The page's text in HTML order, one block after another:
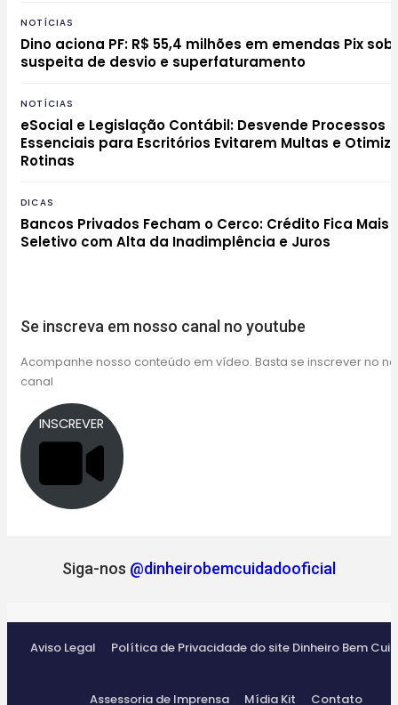
NOTÍCIAS
Dino aciona PF: R$ 55,4 milhões em emendas Pix sob
suspeita de desvio e superfaturamento
NOTÍCIAS
eSocial e Legislação Contábil: Desvende Processos
Essenciais para Escritórios Evitarem Multas e
Rotinas
DICAS
Bancos Privados Fecham o Cerco: Crédito Fica Mais
Seletivo com Alta da Inadimplência e Juros
Se inscreva em nosso canal no youtube
Acompanhe nosso conteúdo em vídeo. Basta se inscrever no
canal
INSCREVER
Siga-nos @dinheirobemcuidadooficial
Aviso Legal Política de Privacidade do site Dinheiro Bem
Assessoria de Imprensa Mídia Kit Contato